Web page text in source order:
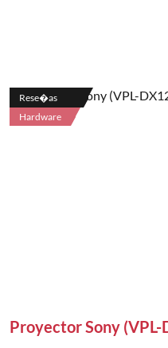
Rese�as
Hardware
Proyector Sony (VPL-